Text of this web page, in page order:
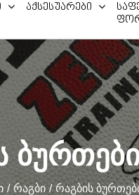
აქსესუარები
Რაგბი Რაგბის